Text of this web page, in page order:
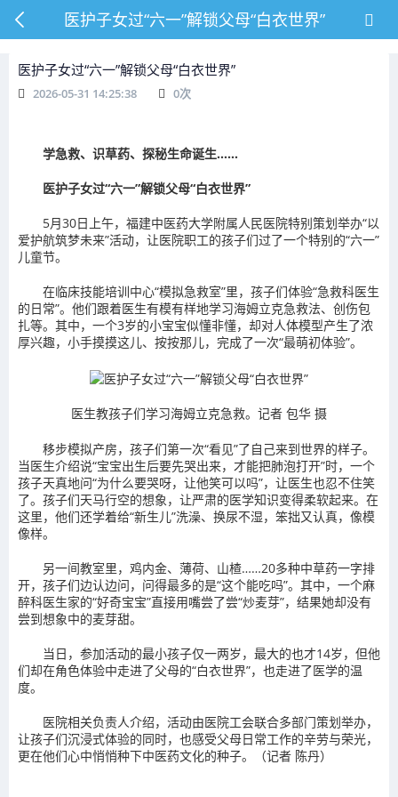
医护子女过“六一”解锁父母“白衣世界”
医护子女过“六一”解锁父母“白衣世界”
2026-05-31 14:25:38 0次
学急救、识草药、探秘生命诞生……
医护子女过“六一”解锁父母“白衣世界”
5月30日上午，福建中医药大学附属人民医院特别策划举办“以
爱护航筑梦未来”活动，让医院职工的孩子们过了一个特别的“六一”
儿童节。
在临床技能培训中心“模拟急救室”里，孩子们体验“急救科医生
的日常”。他们跟着医生有模有样地学习海姆立克急救法、创伤包
扎等。其中，一个3岁的小宝宝似懂非懂，却对人体模型产生了浓
厚兴趣，小手摸摸这儿、按按那儿，完成了一次“最萌初体验”。
医生教孩子们学习海姆立克急救。记者 包华 摄
移步模拟产房，孩子们第一次“看见”了自己来到世界的样子。
当医生介绍说“宝宝出生后要先哭出来，才能把肺泡打开”时，一个
孩子天真地问“为什么要哭呀，让他笑可以吗”，让医生也忍不住笑
了。孩子们天马行空的想象，让严肃的医学知识变得柔软起来。在
这里，他们还学着给“新生儿”洗澡、换尿不湿，笨拙又认真，像模
像样。
另一间教室里，鸡内金、薄荷、山楂……20多种中草药一字排
开，孩子们边认边问，问得最多的是“这个能吃吗”。其中，一个麻
醉科医生家的“好奇宝宝”直接用嘴尝了尝“炒麦芽”，结果她却没有
尝到想象中的麦芽甜。
当日，参加活动的最小孩子仅一两岁，最大的也才14岁，但他
们却在角色体验中走进了父母的“白衣世界”，也走进了医学的温
度。
医院相关负责人介绍，活动由医院工会联合多部门策划举办，
让孩子们沉浸式体验的同时，也感受父母日常工作的辛劳与荣光，
更在他们心中悄悄种下中医药文化的种子。（记者 陈丹）